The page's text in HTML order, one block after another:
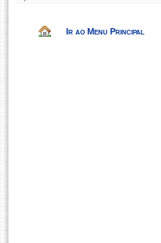
Ir ao Menu Principal